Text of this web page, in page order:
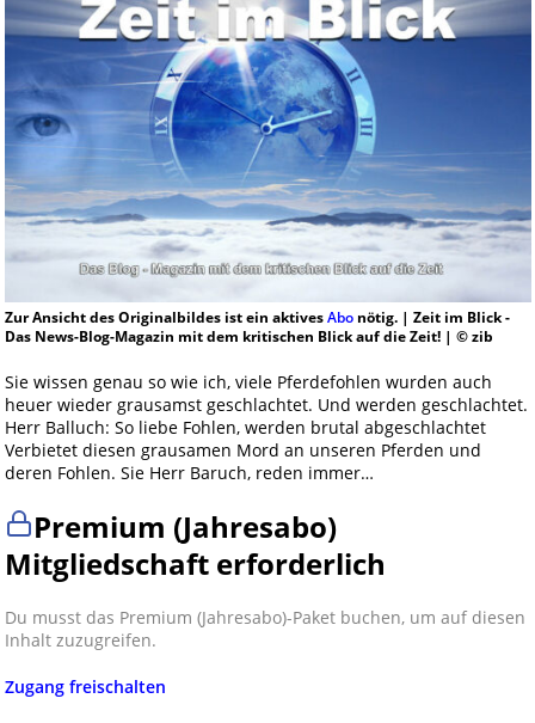
Zur Ansicht des Originalbildes ist ein aktivesAbonötig. | Zeit im Blick -
Das News-Blog-Magazin mit dem kritischen Blick auf die Zeit! | © zib
Sie wissen genau so wie ich, viele Pferdefohlen wurden auch
heuer wieder grausamst geschlachtet. Und werden geschlachtet.
Herr Balluch: So liebe Fohlen, werden brutal abgeschlachtet
Verbietet diesen grausamen Mord an unseren Pferden und
deren Fohlen. Sie Herr Baruch, reden immer…
Premium (Jahresabo)
Mitgliedschaft erforderlich
Du musst das Premium (Jahresabo)-Paket buchen, um auf diesen
Inhalt zuzugreifen.
Zugang freischalten